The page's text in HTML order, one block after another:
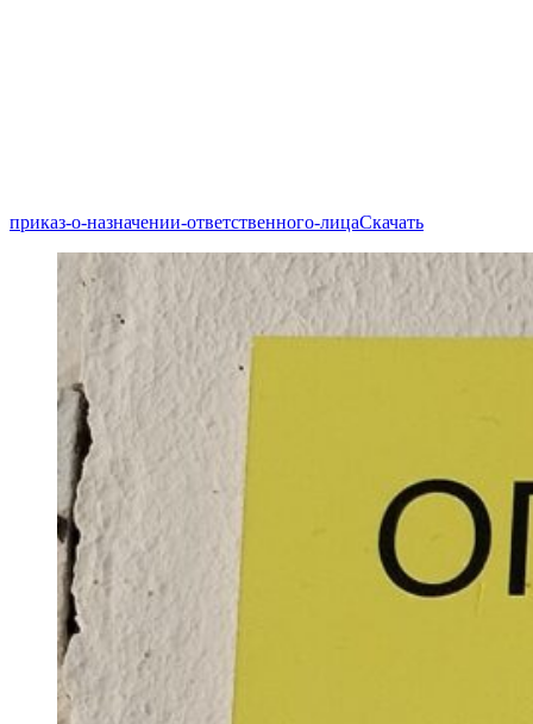
приказ-о-назначении-ответственного-лицаСкачать